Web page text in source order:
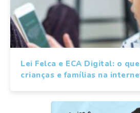
Lei Felca e ECA Digital: o
crianças e famílias na